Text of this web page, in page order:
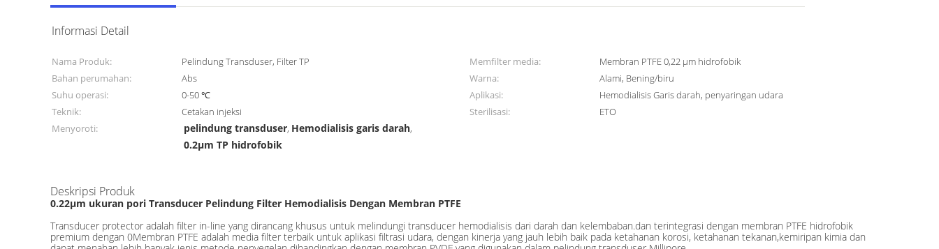
Informasi Detail
Nama Produk: Pelindung Transduser, Filter TP Memfilter media:
Membran PTFE 0,22 μm hidrofobik
Bahan perumahan:
Abs Warna:
Alami, Bening/biru
Suhu operasi:
0-50 ℃ Aplikasi:
Hemodialisis Garis darah, penyaringan udara
Teknik:
Cetakan injeksi Sterilisasi:
ETO
Menyoroti:
pelindung transduser, Hemodialisis garis darah,
0.2μm TP hidrofobik
Deskripsi Produk
0.22μm ukuran pori Transducer Pelindung Filter Hemodialisis Dengan Membran PTFE
Transducer protector adalah filter in-line yang dirancang khusus untuk melindungi transducer hemodialisis dari darah dan kelembaban.dan terintegrasi dengan membran PTFE hidrofobik
premium dengan 0Membran PTFE adalah media filter terbaik untuk aplikasi filtrasi udara, dengan kinerja yang jauh lebih baik pada ketahanan korosi, ketahanan tekanan,kemiripan kimia dan